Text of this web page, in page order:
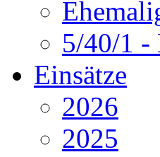
5/40/1 -
Einsätze
2026
2025